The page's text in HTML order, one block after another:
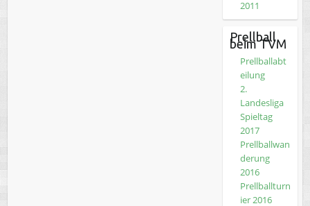
2011
Prellball
beim TVM
Prellballabt
eilung
2.
Landesliga
Spieltag
2017
Prellballwan
derung
2016
Prellballturn
ier 2016